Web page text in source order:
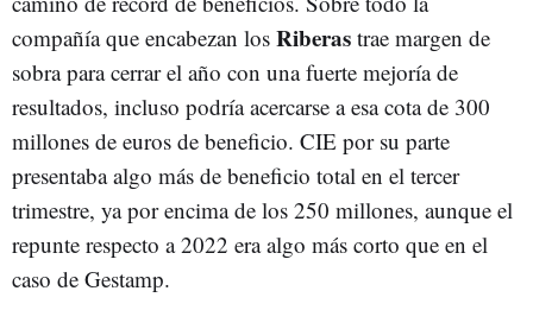
compañía que encabezan los Riberas trae margen de
sobra para cerrar el año con una fuerte mejoría de
resultados, incluso podría acercarse a esa cota de 300
millones de euros de beneficio. CIE por su parte
presentaba algo más de beneficio total en el tercer
trimestre, ya por encima de los 250 millones, aunque el
repunte respecto a 2022 era algo más corto que en el
caso de Gestamp.